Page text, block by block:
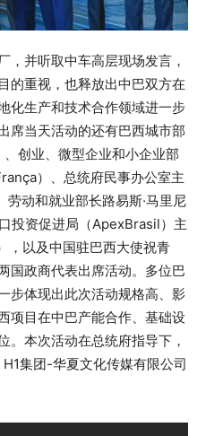
，并听取中车高层现场发言，
的重视，也释放出中巴双方在
化生产和技术合作领域进一步
席当天活动的还有巴西城市部
创业、微型企业和小企业部
）、总统府民事办公室主
劳动和就业部长路易斯·马里尼
投资促进局（ApexBrasil）主
，以及中国驻巴西大使祝青
国政商代表出席活动。多位巴
步体现出此次活动规格高、影
项目在中巴产能合作、基础设
。本次活动在总统府指导下，
集团-华夏文化传媒有限公司